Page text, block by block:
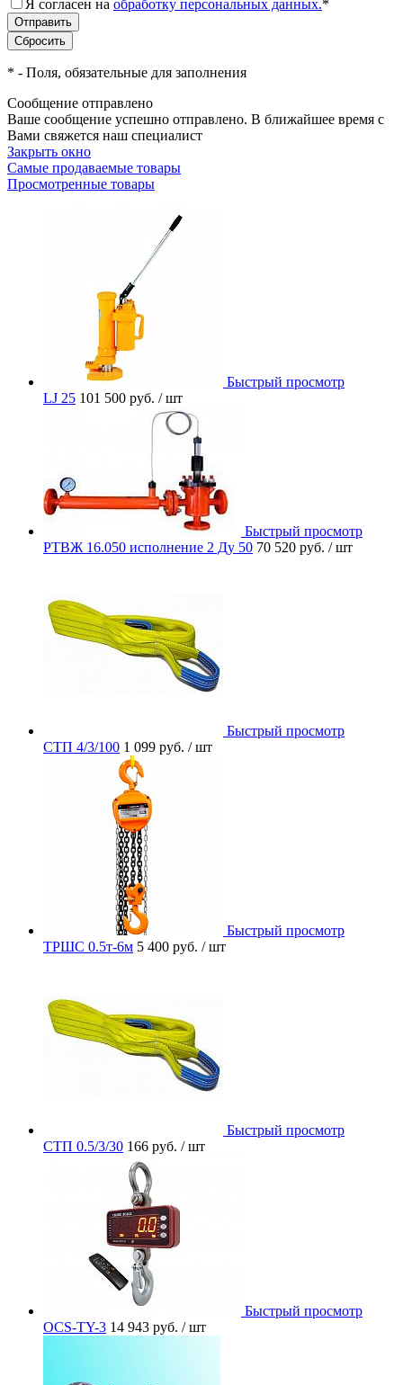
Я согласен на обработку персональных данных.*
* - Поля, обязательные для заполнения
Сообщение отправлено
Ваше сообщение успешно отправлено. В ближайшее время с
Вами свяжется наш специалист
Закрыть окно
Самые продаваемые товары
Просмотренные товары
Быстрый просмотр
LJ 25 101 500 руб. / шт
Быстрый просмотр
РТВЖ 16.050 исполнение 2 Ду 50 70 520 руб. / шт
Быстрый просмотр
СТП 4/3/100 1 099 руб. / шт
Быстрый просмотр
ТРШС 0.5т-6м 5 400 руб. / шт
Быстрый просмотр
СТП 0.5/3/30 166 руб. / шт
Быстрый просмотр
OCS-TY-3 14 943 руб. / шт